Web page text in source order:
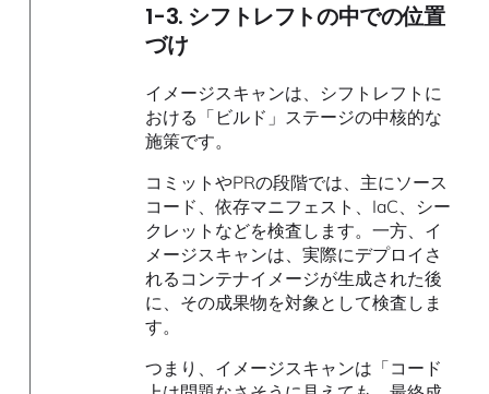
1-3. シフトレフトの中での位置
づけ
イメージスキャンは、シフトレフトに
おける「ビルド」ステージの中核的な
施策です。
コミットやPRの段階では、主にソース
コード、依存マニフェスト、IaC、シー
クレットなどを検査します。一方、イ
メージスキャンは、実際にデプロイさ
れるコンテナイメージが生成された後
に、その成果物を対象として検査しま
す。
つまり、イメージスキャンは「コード